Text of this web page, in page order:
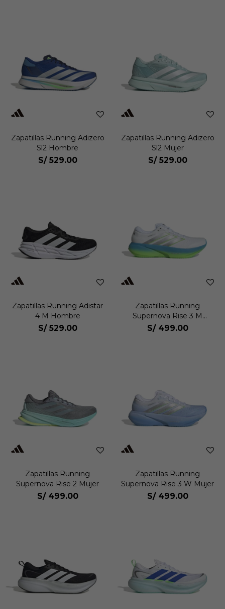
Zapatillas Running Adizero
Sl2 Hombre
S/ 529.00
Zapatillas Running Adizero
Sl2 Mujer
S/ 529.00
Zapatillas Running Adistar
4 M Hombre
S/ 529.00
Zapatillas Running
Supernova Rise 3 M
Hombre
S/ 499.00
Zapatillas Running
Supernova Rise 2 Mujer
S/ 499.00
Zapatillas Running
Supernova Rise 3 W Mujer
S/ 499.00